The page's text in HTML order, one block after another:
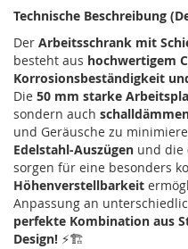
Technische Beschreibung
Der Arbeitsschrank mit
besteht aus hochwertigem
Korrosionsbeständigkeit
Die 50 mm starke
sondern auch
und Geräusche zu
Edelstahl-Auszügen und die
sorgen für eine besonders
Höhenverstellbarkeit
Anpassung an
perfekte Kombination aus
Design! ⚡🏗